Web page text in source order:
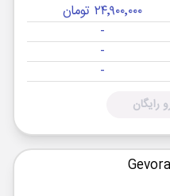
۲۴٬۹۰۰٬۰۰۰ تومان
-
-
-
رایگان